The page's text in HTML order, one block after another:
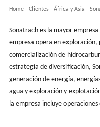
Home- Clientes- África y Asia -
Sonatrach es la mayor
empresa opera en
comercialización de
estrategia de diversificación,
generación de energía,
agua y exploración y
la empresa incluye